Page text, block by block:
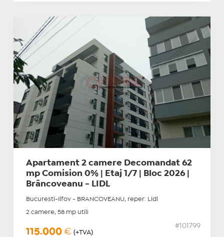
Apartament 2 camere Decomandat 62
mp Comision 0% | Etaj 1/7 | Bloc 2026 |
Brâncoveanu - LIDL
Bucuresti-Ilfov - BRANCOVEANU, reper: Lidl
2 camere, 58 mp utili
115.000 € (+TVA)
#101799